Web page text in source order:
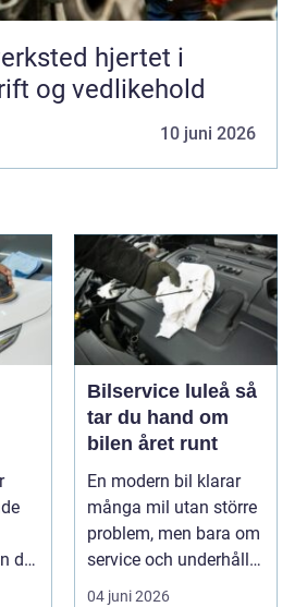
hjertet i
og vedlikehold
10 juni 2026
det
Bilservice luleå så
tar du hand om
bilen året runt
En modern bil klarar
många mil utan större
problem, men bara om
service och underhåll
sköts i tid. I...
04 juni 2026